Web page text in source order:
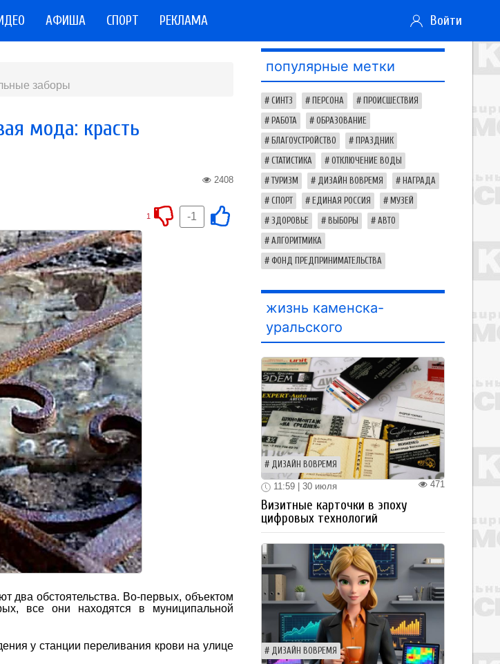
АФИША СПОРТ РЕКЛАМА Войти
заборы
мода: красть
2408
-1
1
два обстоятельства. Во-первых, объектом
все они находятся в муниципальной
у станции переливания крови на улице
популярные метки
СИНТЗ ПЕРСОНА ПРОИСШЕСТВИЯ
РАБОТА ОБРАЗОВАНИЕ
БЛАГОУСТРОЙСТВО ПРАЗДНИК
СТАТИСТИКА ОТКЛЮЧЕНИЕ ВОДЫ
ТУРИЗМ ДИЗАЙН ВОВРЕМЯ НАГРАДА
СПОРТ ЕДИНАЯ РОССИЯ МУЗЕЙ
ЗДОРОВЬЕ ВЫБОРЫ АВТО
АЛГОРИТМИКА
ФОНД ПРЕДПРИНИМАТЕЛЬСТВА
жизнь каменска-
уральского
ДИЗАЙН ВОВРЕМЯ
471
11:59 | 30 июля
Визитные карточки в эпоху
цифровых технологий
ДИЗАЙН ВОВРЕМЯ